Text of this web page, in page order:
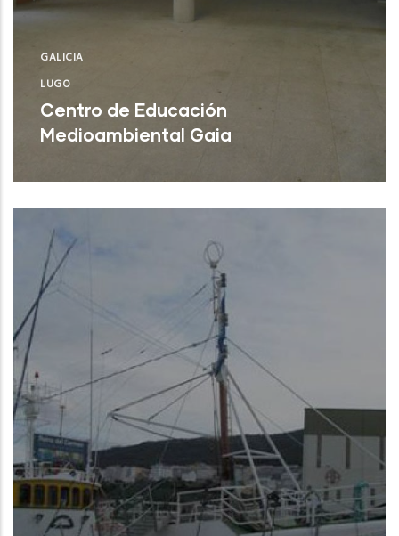
GALICIA
LUGO
Centro de Educación
Medioambiental Gaia
Burela (Lugo)